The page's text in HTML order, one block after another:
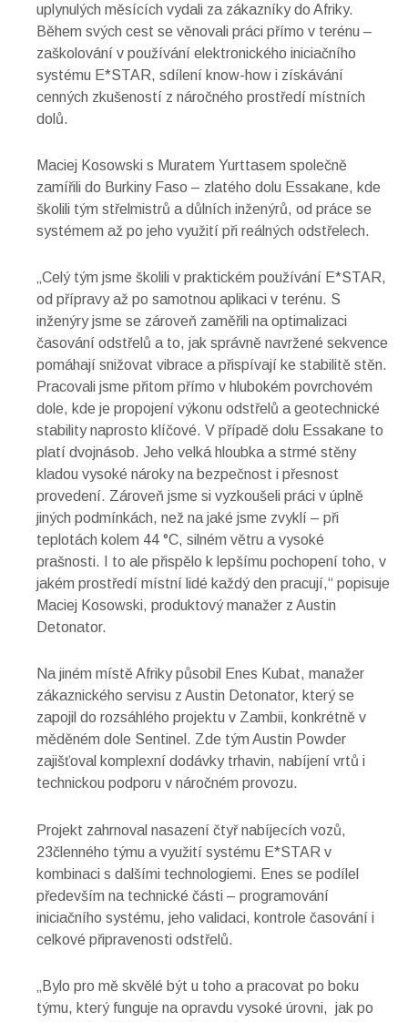
uplynulých měsících vydali za zákazníky do Afriky.
Během svých cest se věnovali práci přímo v terénu –
zaškolování v používání elektronického iniciačního
systému E*STAR, sdílení know-how i získávání
cenných zkušeností z náročného prostředí místních
dolů.
Maciej Kosowski s Muratem Yurttasem společně
zamířili do Burkiny Faso – zlatého dolu Essakane, kde
školili tým střelmistrů a důlních inženýrů, od práce se
systémem až po jeho využití při reálných odstřelech.
„Celý tým jsme školili v praktickém používání E*STAR,
od přípravy až po samotnou aplikaci v terénu. S
inženýry jsme se zároveň zaměřili na optimalizaci
časování odstřelů a to, jak správně navržené sekvence
pomáhají snižovat vibrace a přispívají ke stabilitě stěn.
Pracovali jsme přitom přímo v hlubokém povrchovém
dole, kde je propojení výkonu odstřelů a geotechnické
stability naprosto klíčové. V případě dolu Essakane to
platí dvojnásob. Jeho velká hloubka a strmé stěny
kladou vysoké nároky na bezpečnost i přesnost
provedení. Zároveň jsme si vyzkoušeli práci v úplně
jiných podmínkách, než na jaké jsme zvyklí – při
teplotách kolem 44 °C, silném větru a vysoké
prašnosti. I to ale přispělo k lepšímu pochopení toho, v
jakém prostředí místní lidé každý den pracují,“ popisuje
Maciej Kosowski, produktový manažer z Austin
Detonator.
Na jiném místě Afriky působil Enes Kubat, manažer
zákaznického servisu z Austin Detonator, který se
zapojil do rozsáhlého projektu v Zambii, konkrétně v
měděném dole Sentinel. Zde tým Austin Powder
zajišťoval komplexní dodávky trhavin, nabíjení vrtů i
technickou podporu v náročném provozu.
Projekt zahrnoval nasazení čtyř nabíjecích vozů,
23členného týmu a využití systému E*STAR v
kombinaci s dalšími technologiemi. Enes se podílel
především na technické části – programování
iniciačního systému, jeho validaci, kontrole časování i
celkové připravenosti odstřelů.
„Bylo pro mě skvělé být u toho a pracovat po boku
týmu, který funguje na opravdu vysoké úrovni, jak po